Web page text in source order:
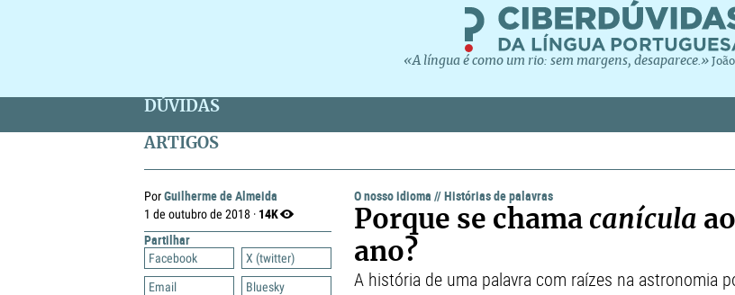
«A língua é como um rio: sem margens, desaparece.»
DÚVIDAS
ARTIGOS
PorGuilherme de Almeida
1 de outubro de 2018 · 14K
Partilhar
Facebook
X (twitter)
Email
Bluesky
O nosso idioma //Histórias de palavras
Porque se chama canícula
ano?
A história de uma palavra com raízes na astronomia